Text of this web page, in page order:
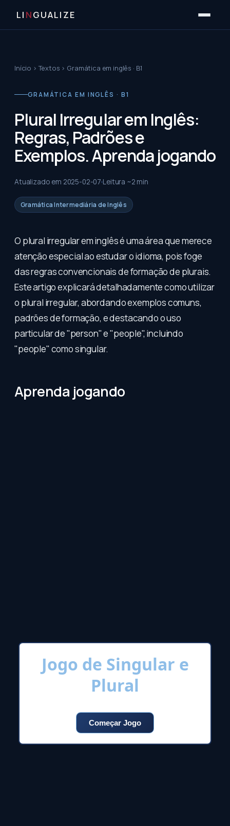
LI NGUALIZE
Início ›Textos › Gramática em inglês · B1
GRAMÁTICA EM INGLÊS · B1
Plural Irregular em Inglês:
Regras, Padrões e
Exemplos. Aprenda jogando
Atualizado em 2025-02-07 Leitura ~2 min
Gramática Intermediária de Inglês
O plural irregular em inglês é uma área que merece
atenção especial ao estudar o idioma, pois foge
das regras convencionais de formação de plurais.
Este artigo explicará detalhadamente como utilizar
o plural irregular, abordando exemplos comuns,
padrões de formação, e destacando o uso
particular de "person" e "people", incluindo
"people" como singular.
Aprenda jogando